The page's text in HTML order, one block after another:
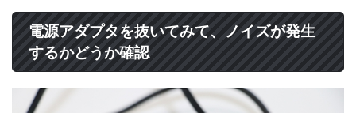
電源アダプタを抜いてみて、ノイズが発生
するかどうか確認